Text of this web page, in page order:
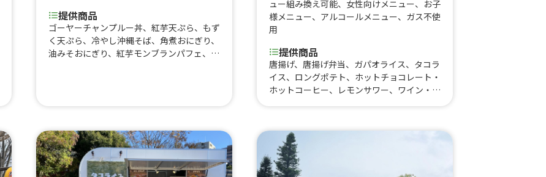
提供商品
ゴーヤーチャンプルー丼、紅芋天ぷら、もず
く天ぷら、冷やし沖縄そば、角煮おにぎり、
油みそおにぎり、紅芋モンブランパフェ、氷
ュー組み換え可能、 女性向けメニュー、 お子
様メニュー、 アルコールメニュー、 ガス不使
用
提供商品
唐揚げ、唐揚げ弁当、ガパオライス、タコラ
イス、ロングポテト、ホットチョコレート・
ホットコーヒー、レモンサワー、ワイン・ホ